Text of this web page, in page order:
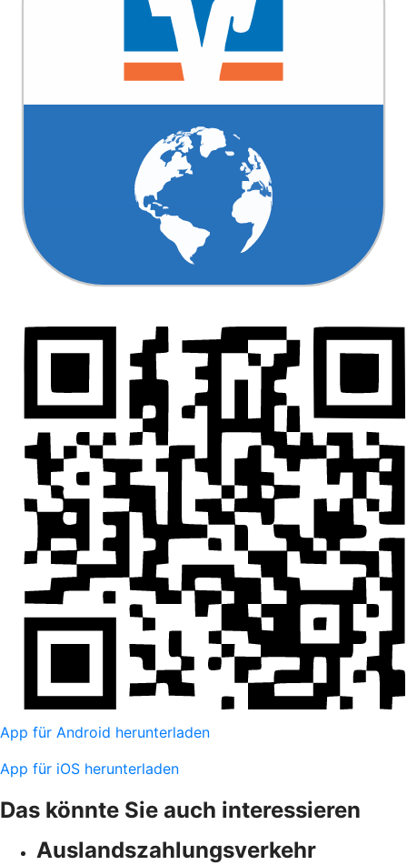
App für Android herunterladen
App für iOS herunterladen
Das könnte Sie auch interessieren
Auslandszahlungsverkehr